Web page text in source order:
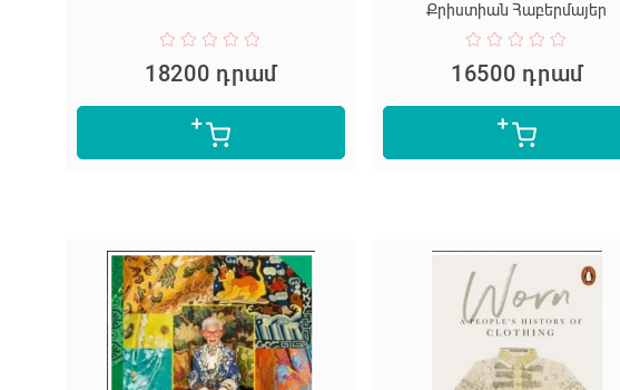
18200 դրամ
Քրիստիան Հաբերմայեր
16500 դրամ